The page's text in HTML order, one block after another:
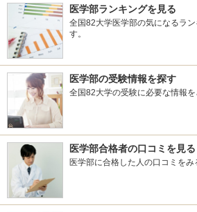
医学部ランキングを見る
全国82大学医学部の気になるラ
す。
医学部の受験情報を探す
全国82大学の受験に必要な情報を
医学部合格者の口コミを見る
医学部に合格した人の口コミをみ